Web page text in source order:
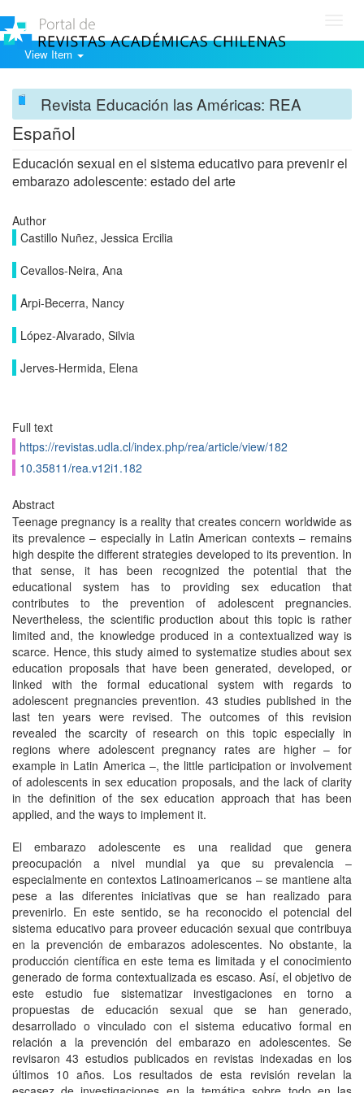
View Item
Revista Educación las Américas: REA
Español
Educación sexual en el sistema educativo para prevenir el
embarazo adolescente: estado del arte
Author
Castillo Nuñez, Jessica Ercilia
Cevallos-Neira, Ana
Arpi-Becerra, Nancy
López-Alvarado, Silvia
Jerves-Hermida, Elena
Full text
https://revistas.udla.cl/index.php/rea/article/view/182
10.35811/rea.v12i1.182
Abstract
Teenage pregnancy is a reality that creates concern worldwide as
its prevalence – especially in Latin American contexts – remains
high despite the different strategies developed to its prevention. In
that sense, it has been recognized the potential that the
educational system has to providing sex education that
contributes to the prevention of adolescent pregnancies.
Nevertheless, the scientific production about this topic is rather
limited and, the knowledge produced in a contextualized way is
scarce. Hence, this study aimed to systematize studies about sex
education proposals that have been generated, developed, or
linked with the formal educational system with regards to
adolescent pregnancies prevention. 43 studies published in the
last ten years were revised. The outcomes of this revision
revealed the scarcity of research on this topic especially in
regions where adolescent pregnancy rates are higher – for
example in Latin America –, the little participation or involvement
of adolescents in sex education proposals, and the lack of clarity
in the definition of the sex education approach that has been
applied, and the ways to implement it.
El embarazo adolescente es una realidad que genera
preocupación a nivel mundial ya que su prevalencia –
especialmente en contextos Latinoamericanos – se mantiene alta
pese a las diferentes iniciativas que se han realizado para
prevenirlo. En este sentido, se ha reconocido el potencial del
sistema educativo para proveer educación sexual que contribuya
en la prevención de embarazos adolescentes. No obstante, la
producción científica en este tema es limitada y el conocimiento
generado de forma contextualizada es escaso. Así, el objetivo de
este estudio fue sistematizar investigaciones en torno a
propuestas de educación sexual que se han generado,
desarrollado o vinculado con el sistema educativo formal en
relación a la prevención del embarazo en adolescentes. Se
revisaron 43 estudios publicados en revistas indexadas en los
últimos 10 años. Los resultados de esta revisión revelan la